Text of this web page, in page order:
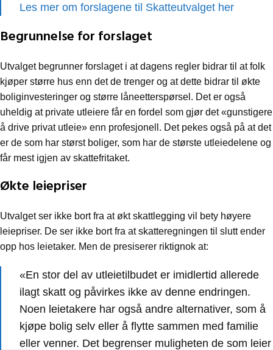
Les mer om forslagene til Skatteutvalget her
Begrunnelse for forslaget
Utvalget begrunner forslaget i at dagens regler bidrar til at folk
kjøper større hus enn det de trenger og at dette bidrar til økte
boliginvesteringer og større låneetterspørsel. Det er også
uheldig at private utleiere får en fordel som gjør det «gunstigere
å drive privat utleie» enn profesjonell. Det pekes også på at det
er de som har størst boliger, som har de største utleiedelene og
får mest igjen av skattefritaket.
Økte leiepriser
Utvalget ser ikke bort fra at økt skattlegging vil bety høyere
leiepriser. De ser ikke bort fra at skatteregningen til slutt ender
opp hos leietaker. Men de presiserer riktignok at:
«En stor del av utleietilbudet er imidlertid allerede
ilagt skatt og påvirkes ikke av denne endringen.
Noen leietakere har også andre alternativer, som å
kjøpe bolig selv eller å flytte sammen med familie
eller venner. Det begrenser muligheten de som leier